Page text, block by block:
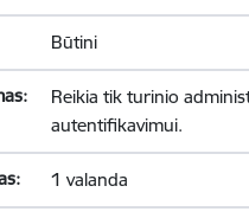
Būtini
Reikia tik turinio
autentifikavimui.
1 valanda